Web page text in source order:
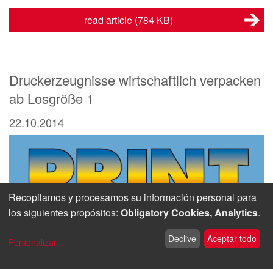
read article (784 KB)
Druckerzeugnisse wirtschaftlich verpacken
ab Losgröße 1
22.10.2014
Die neueste Verpackungstechnologie, "Logi Wrap 3D",
Recopilamos y procesamos su información personal para
los siguientes propósitos: Obligatory Cookies, Analytics.
Personalizar... Declive Aceptar todo